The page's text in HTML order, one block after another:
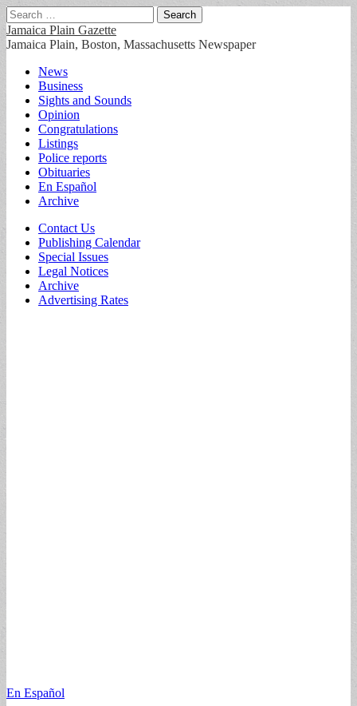
Search
for:
Jamaica Plain Gazette
Jamaica Plain, Boston, Massachusetts Newspaper
Main
menu
Skip
content
News
Business
Sights and Sounds
Opinion
Congratulations
Listings
Police reports
Obituaries
En Español
Archive
Sub
menu
Contact Us
Publishing Calendar
Special Issues
Legal Notices
Archive
Advertising Rates
En Español